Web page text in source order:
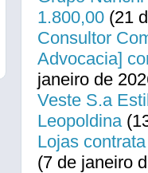
1.800,00 (21
Consultor
Advocacia]
janeiro de
Veste S.a
Leopoldina
Lojas
(7 de janeiro